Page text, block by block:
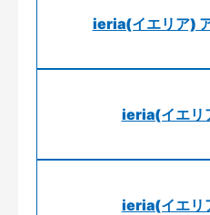
ieria(イエリア)
ieria(イエリ
ieria(イエリ